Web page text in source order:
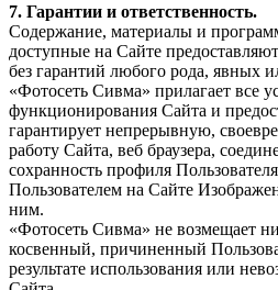
7. Гарантии и ответственность.
Содержание, материалы и
доступные на Сайте
без гарантий любого рода, явных
«Фотосеть Сивма» прилагает все
функционирования Сайта и
гарантирует непрерывную,
работу Сайта, веб браузера,
сохранность профиля
Пользователем на Сайте
ним.
«Фотосеть Сивма» не возмещает
косвенный, причиненный
результате использования или